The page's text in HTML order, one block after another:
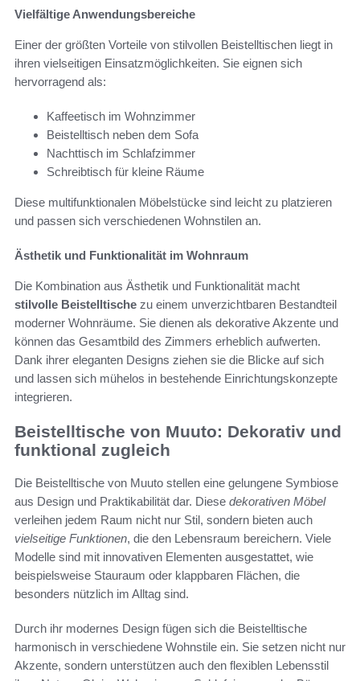
Vielfältige Anwendungsbereiche
Einer der größten Vorteile von stilvollen Beistelltischen liegt in
ihren vielseitigen Einsatzmöglichkeiten. Sie eignen sich
hervorragend als:
Kaffeetisch im Wohnzimmer
Beistelltisch neben dem Sofa
Nachttisch im Schlafzimmer
Schreibtisch für kleine Räume
Diese multifunktionalen Möbelstücke sind leicht zu platzieren
und passen sich verschiedenen Wohnstilen an.
Ästhetik und Funktionalität im Wohnraum
Die Kombination aus Ästhetik und Funktionalität macht
stilvolle Beistelltische zu einem unverzichtbaren Bestandteil
moderner Wohnräume. Sie dienen als dekorative Akzente und
können das Gesamtbild des Zimmers erheblich aufwerten.
Dank ihrer eleganten Designs ziehen sie die Blicke auf sich
und lassen sich mühelos in bestehende Einrichtungskonzepte
integrieren.
Beistelltische von Muuto: Dekorativ und
funktional zugleich
Die Beistelltische von Muuto stellen eine gelungene Symbiose
aus Design und Praktikabilität dar. Diese dekorativen Möbel
verleihen jedem Raum nicht nur Stil, sondern bieten auch
vielseitige Funktionen, die den Lebensraum bereichern. Viele
Modelle sind mit innovativen Elementen ausgestattet, wie
beispielsweise Stauraum oder klappbaren Flächen, die
besonders nützlich im Alltag sind.
Durch ihr modernes Design fügen sich die Beistelltische
harmonisch in verschiedene Wohnstile ein. Sie setzen nicht nur
Akzente, sondern unterstützen auch den flexiblen Lebensstil